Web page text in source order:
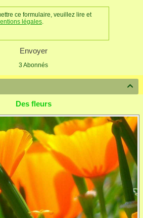
ce formulaire, veuillez lire et
légales.
Envoyer
3 Abonnés

Des fleurs